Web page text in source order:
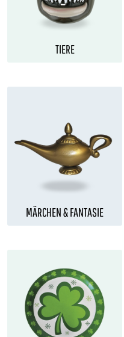
TIERE
MÄRCHEN & FANTASIE